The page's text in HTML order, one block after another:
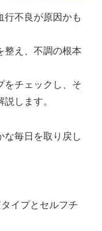
行不良が原因かも
整え、不調の根本
をチェックし、そ
します。
な毎日を取り戻し
イプとセルフチ